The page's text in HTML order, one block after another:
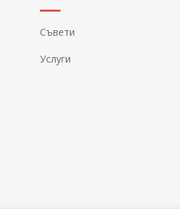
Съвети
Услуги